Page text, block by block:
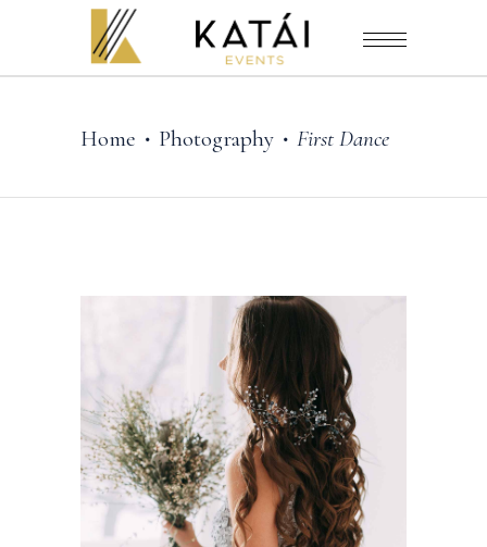
Home • Photography • First Dance